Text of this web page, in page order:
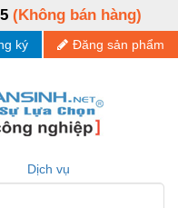
(Không bán hàng)
Đăng sản phẩm
ký
Dịch vụ